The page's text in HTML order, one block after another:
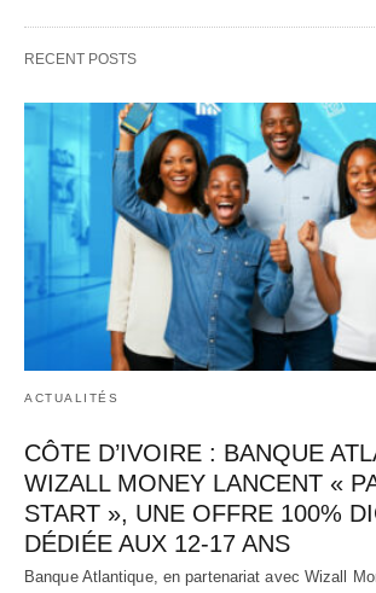
d’inclusion financière avec…
RECENT POSTS
ACTUALITÉS
CÔTE D’IVOIRE : BANQUE
WIZALL MONEY LANCENT «
START », UNE OFFRE 100%
DÉDIÉE AUX 12-17 ANS
Banque Atlantique, en partenariat avec Wizall